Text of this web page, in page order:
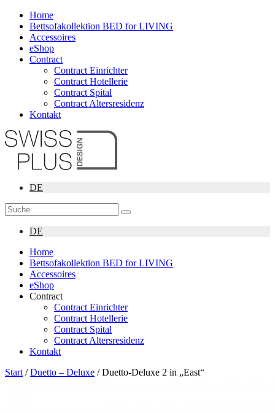
Home
Bettsofakollektion BED for LIVING
Accessoires
eShop
Contract
Contract Einrichter
Contract Hotellerie
Contract Spital
Contract Altersresidenz
Kontakt
DE
DE
Home
Bettsofakollektion BED for LIVING
Accessoires
eShop
Contract
Contract Einrichter
Contract Hotellerie
Contract Spital
Contract Altersresidenz
Kontakt
Start /Duetto – Deluxe / Duetto-Deluxe 2 in „East“